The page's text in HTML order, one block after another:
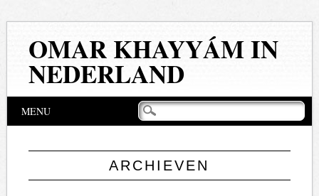
OMAR KHAYYÁM IN
NEDERLAND
Hoofdmenu
springen
MENU
ARCHIEVEN